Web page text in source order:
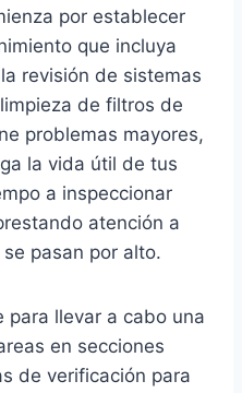
por establecer
que incluya
revisión de sistemas
de filtros de
problemas mayores,
la vida útil de tus
a inspeccionar
atención a
pasan por alto.
para llevar a cabo una
en secciones
de verificación para